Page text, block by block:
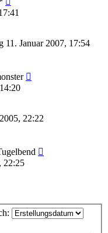
11. Januar 2007, 17:54
22:22
22:25